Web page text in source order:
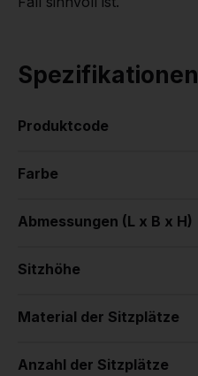
Spezifikationen
Produktcode
Farbe
Abmessungen (L x B x H)
Sitzhöhe
Material der Sitzplätze
Anzahl der Sitzplätze